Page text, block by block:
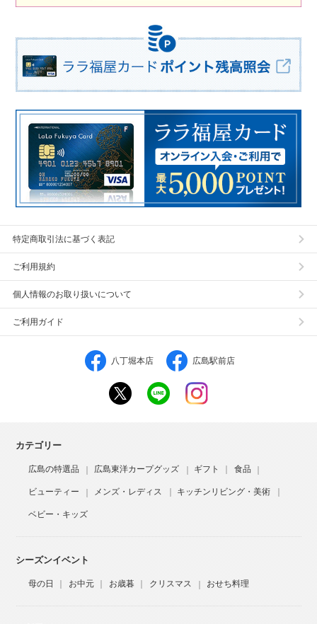
特定商取引法に基づく表記
ご利用規約
個人情報のお取り扱いについて
ご利用ガイド
八丁堀本店 広島駅前店
カテゴリー
広島の特選品 広島東洋カープグッズ ギフト 食品
ビューティー メンズ・レディス キッチンリビング・美術
ベビー・キッズ
シーズンイベント
母の日 お中元 お歳暮 クリスマス おせち料理